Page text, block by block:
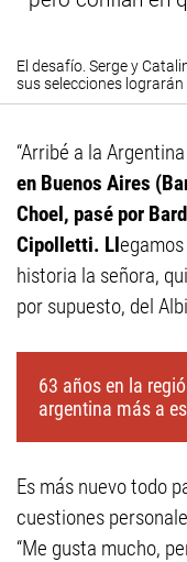
El desafío. Serge y
sus selecciones lograrán
“Arribé a la
en Buenos Aires
Choel, pasé por
Cipolletti. Ll
historia la señora,
por supuesto, del
63 años en la
argentina más a
Es más nuevo todo
cuestiones
“Me gusta mucho,